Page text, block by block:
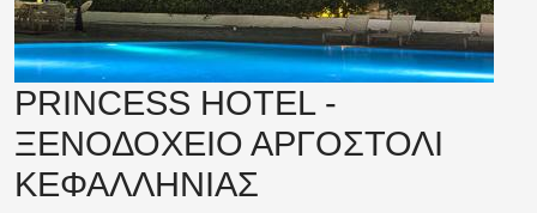
PRINCESS HOTEL -
ΞΕΝΟΔΟΧΕΙΟ ΑΡΓΟΣΤΟΛΙ
ΚΕΦΑΛΛΗΝΙΑΣ